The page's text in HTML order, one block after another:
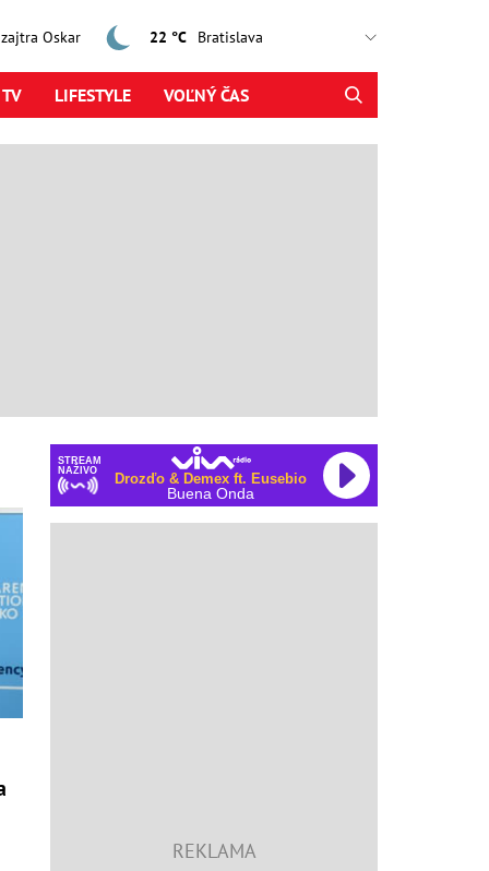
Oskar 22 °C
LIFESTYLE VOĽNÝ ČAS
STREAM
NAŽIVO
Drozďo & Demex ft. Eusebio
Buena Onda